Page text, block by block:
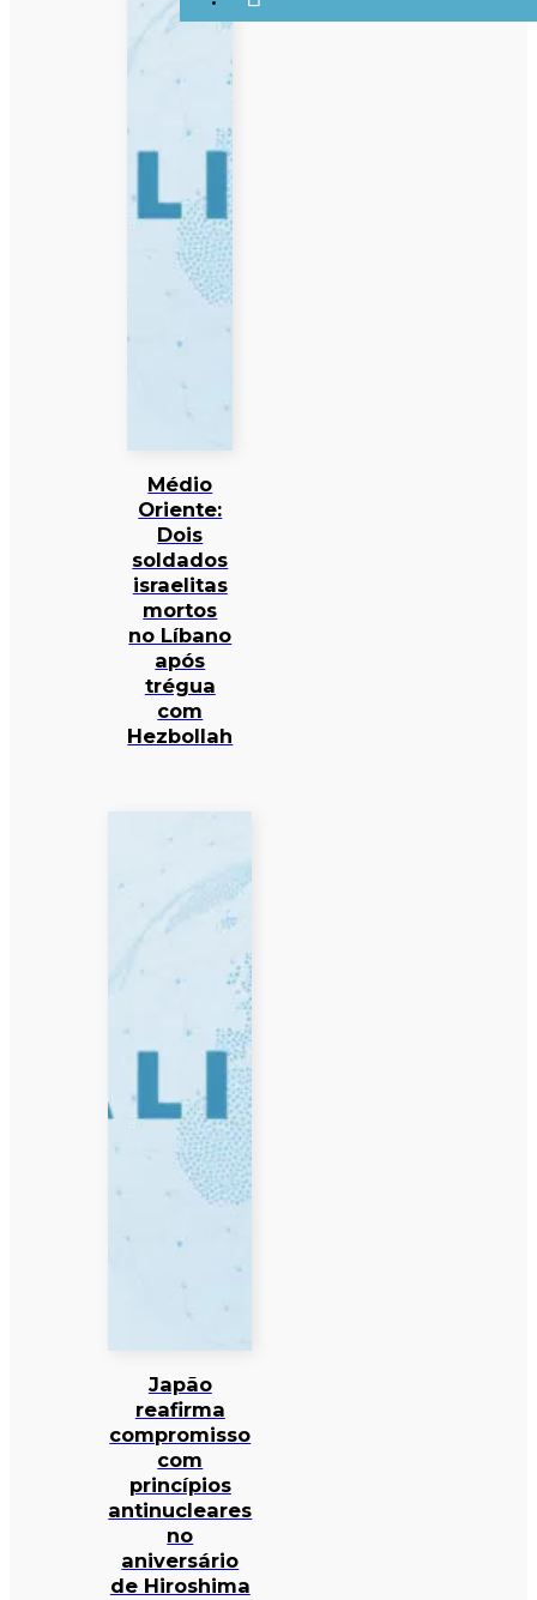
Médio
Oriente:
Dois
soldados
israelitas
mortos
no Líbano
após
trégua
com
Hezbollah
Japão
reafirma
compromisso
com
princípios
antinucleares
no
aniversário
de Hiroshima